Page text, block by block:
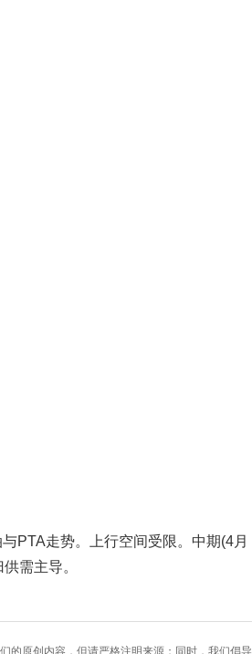
PTA走势。上行空间受限。中期(4月
需主导。
的原创内容，但请严格注明来源；同时，我们倡导